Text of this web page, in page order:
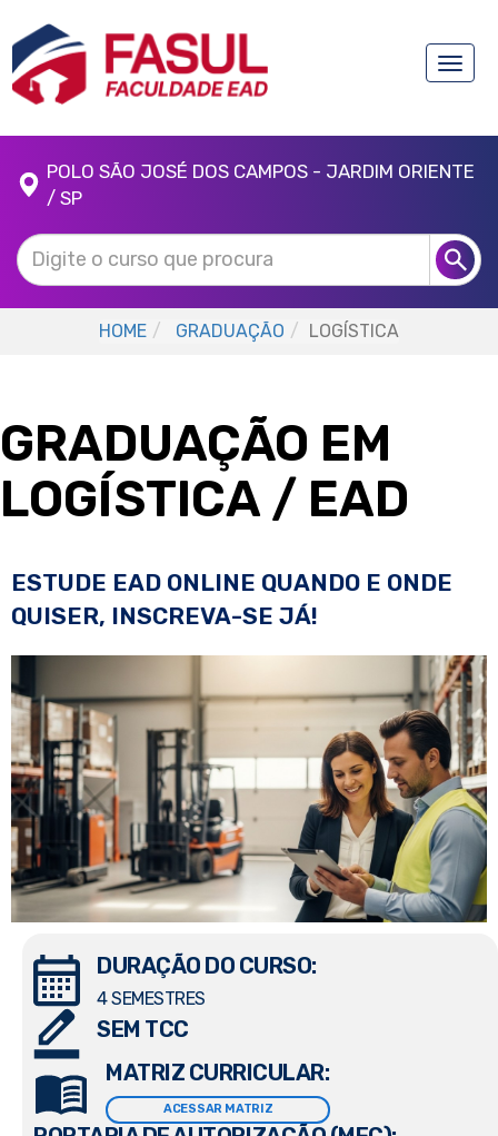
Toggle
POLO SÃO JOSÉ DOS CAMPOS - JARDIM ORIENTE
/ SP
HOME GRADUAÇÃO LOGÍSTICA
GRADUAÇÃO EM
LOGÍSTICA / EAD
ESTUDE EAD ONLINE QUANDO E ONDE
QUISER, INSCREVA-SE JÁ!
DURAÇÃO DO CURSO:
4 SEMESTRES
SEM TCC
MATRIZ CURRICULAR:
ACESSAR MATRIZ